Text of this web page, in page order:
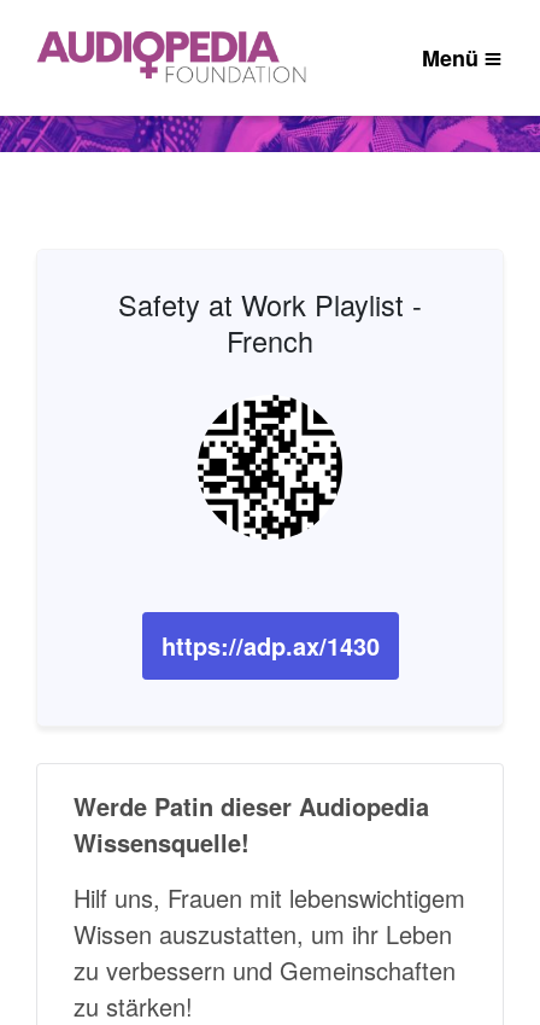
Menü
Safety at Work Playlist -
French
https://adp.ax/1430
Werde Patin dieser Audiopedia
Wissensquelle!
Hilf uns, Frauen mit lebenswichtigem
Wissen auszustatten, um ihr Leben
zu verbessern und Gemeinschaften
zu stärken!